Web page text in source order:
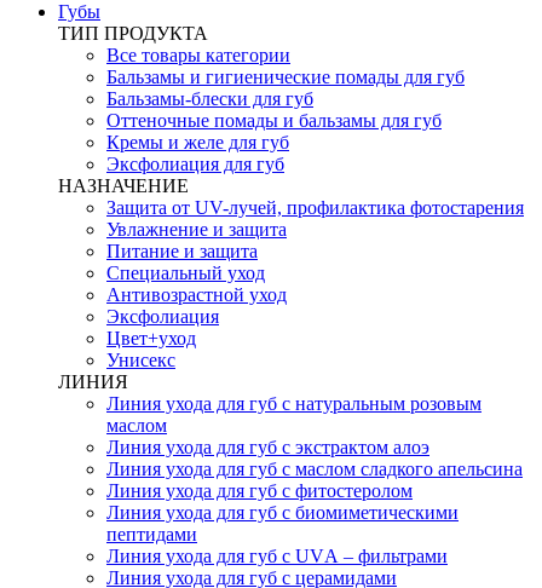
Губы
ТИП ПРОДУКТА
Все товары категории
Бальзамы и гигиенические помады для губ
Бальзамы-блески для губ
Оттеночные помады и бальзамы для губ
Кремы и желе для губ
Эксфолиация для губ
НАЗНАЧЕНИЕ
Защита от UV-лучей, профилактика фотостарения
Увлажнение и защита
Питание и защита
Специальный уход
Антивозрастной уход
Эксфолиация
Цвет+уход
Унисекс
ЛИНИЯ
Линия ухода для губ с натуральным розовым
маслом
Линия ухода для губ с экстрактом алоэ
Линия ухода для губ с маслом сладкого апельсина
Линия ухода для губ с фитостеролом
Линия ухода для губ с биомиметическими
пептидами
Линия ухода для губ с UVА – фильтрами
Линия ухода для губ с церамидами